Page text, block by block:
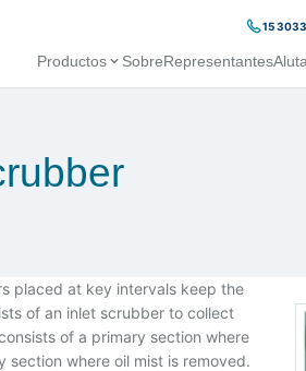
15
Productos SobreRepresentantes
placed at key intervals keep the
of an inlet scrubber to collect
of a primary section where
where oil mist is removed.